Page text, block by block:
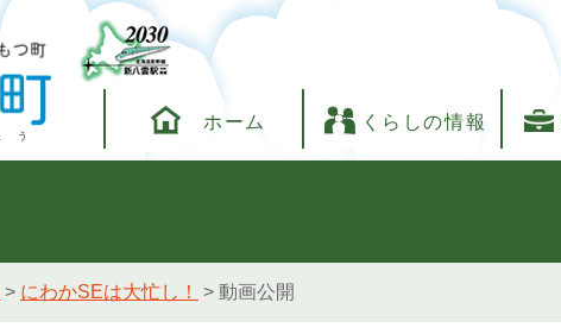
ホーム くらしの情報
> にわかSEは大忙し！ > 動画公開